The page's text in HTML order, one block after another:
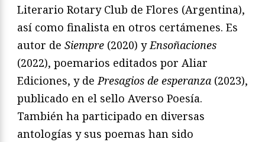
Literario Rotary Club de Flores (Argentina),
así como finalista en otros certámenes. Es
autor de Siempre (2020) yEnsoñaciones
(2022), poemarios editados por Aliar
Ediciones, y dePresagios de esperanza (2023),
publicado en el sello Averso Poesía.
También ha participado en diversas
antologías y sus poemas han sido